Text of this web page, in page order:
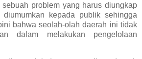
sebuah problem yang harus diungkap
kepada publik sehingga
bahwa seolah-olah daerah ini tidak
dalam melakukan pengelolaan